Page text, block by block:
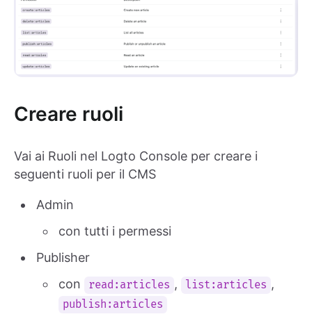
Creare ruoli
Vai ai Ruoli nel Logto Console per creare i
seguenti ruoli per il CMS
Admin
con tutti i permessi
Publisher
con
read:articles , list:articles ,
publish:articles